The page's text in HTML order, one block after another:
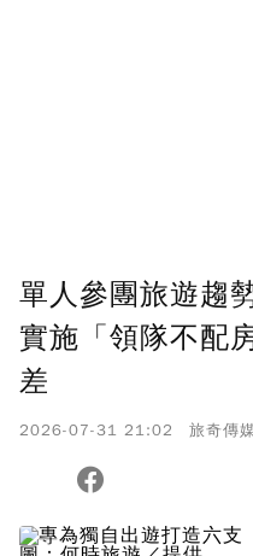
單人參團旅遊趨
實施「領隊不配
差
2026-07-31 21:02 旅奇傳